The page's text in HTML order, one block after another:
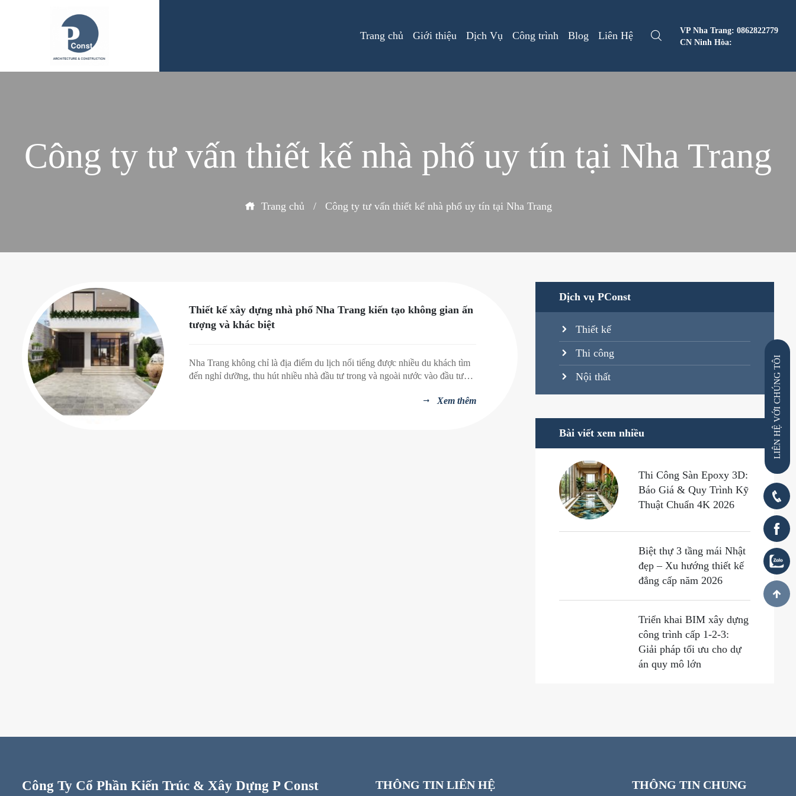
Trang chủ Giới thiệu Dịch Vụ Công trình Blog Liên Hệ
VP Nha Trang: 0862822779
CN Ninh Hòa:
Công ty tư vấn thiết kế nhà phố uy tín tại Nha Trang
Trang chủ / Công ty tư vấn thiết kế nhà phố uy tín tại Nha Trang
Thiết kế xây dựng nhà phố Nha Trang kiến tạo không gian ấn
tượng và khác biệt
Nha Trang không chỉ là địa điểm du lịch nổi tiếng được nhiều du khách tìm
đến nghỉ dưỡng, thu hút nhiều nhà đầu tư trong và ngoài nước vào đầu tư
lựa chọn là nơi an cư bởi sự bình yên vốn có của nó. Chính vì thế, nhu cầu
Xem thêm
Dịch vụ PConst
Thiết kế
Thi công
Nội thất
Bài viết xem nhiều
Thi Công Sàn Epoxy 3D:
Báo Giá & Quy Trình Kỹ
Thuật Chuẩn 4K 2026
Biệt thự 3 tầng mái Nhật
đẹp – Xu hướng thiết kế
đẳng cấp năm 2026
Triển khai BIM xây dựng
công trình cấp 1-2-3:
Giải pháp tối ưu cho dự
án quy mô lớn
Công Ty Cổ Phần Kiến Trúc & Xây Dựng P Const THÔNG TIN LIÊN HỆ THÔNG TIN CHUNG
LIÊN HỆ
VỚI CHÚNG TÔI